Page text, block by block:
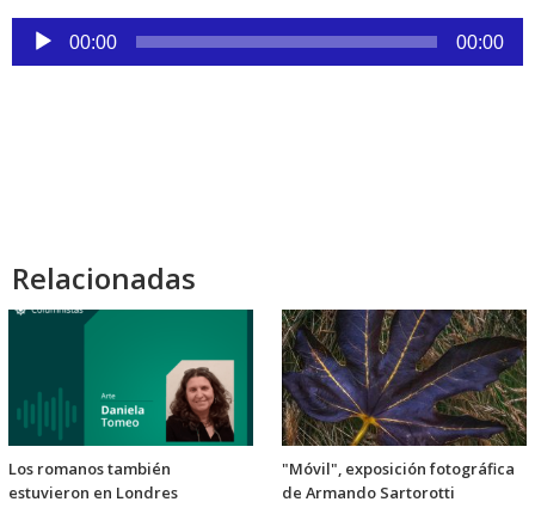
Reproductor
de
00:00 00:00
Relacionadas
Los romanos también
estuvieron en Londres
"Móvil", exposición fotográfica
de Armando Sartorotti